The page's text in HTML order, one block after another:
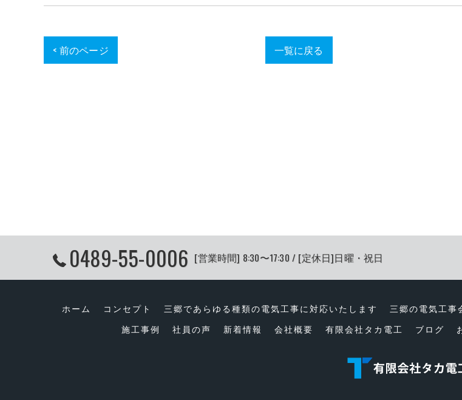
< 前のページ 一覧に戻る
0489-55-0006 [営業時間] 8:30〜17:30 / [定休日]日曜・祝日
ホーム コンセプト 三郷であらゆる種類の電気工事に対応いたします 三郷の電気工事
施工事例
社員の声 新着情報 会社概要 有限会社タカ電工 ブログ